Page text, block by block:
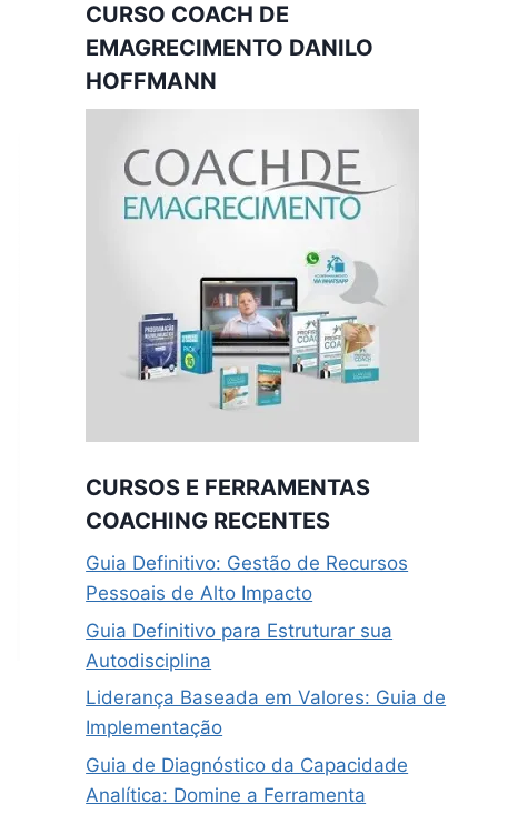
CURSO COACH DE
EMAGRECIMENTO DANILO
HOFFMANN
CURSOS E FERRAMENTAS
COACHING RECENTES
Guia Definitivo: Gestão de Recursos
Pessoais de Alto Impacto
Guia Definitivo para Estruturar sua
Autodisciplina
Liderança Baseada em Valores: Guia de
Implementação
Guia de Diagnóstico da Capacidade
Analítica: Domine a Ferramenta